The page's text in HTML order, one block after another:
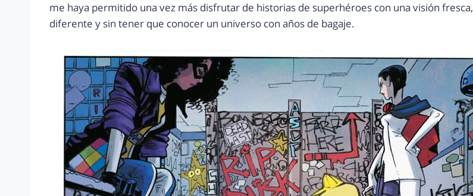
me haya permitido una vez más disfrutar de historias de superhéroes con una visión fresca,
diferente y sin tener que conocer un universo con años de bagaje.